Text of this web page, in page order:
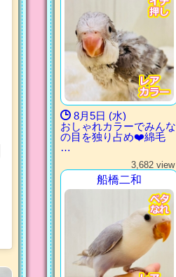
8月5日 (水)
おしゃれカラーでみんな
の目を独り占め❤️綿毛
…
3,682 view
船橋二和